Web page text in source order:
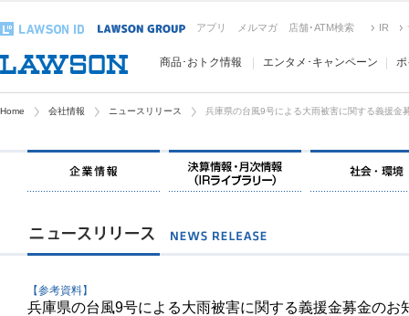
アプリ メルマガ 店舗･ATM検索 IR
商品･おトク情報 エンタメ･キャンペーン
Home 会社情報 ニュースリリース 兵庫県の台風9号による大雨被害に関する義援金
【参考資料】
兵庫県の台風9号による大雨被害に関する義援金募金のお